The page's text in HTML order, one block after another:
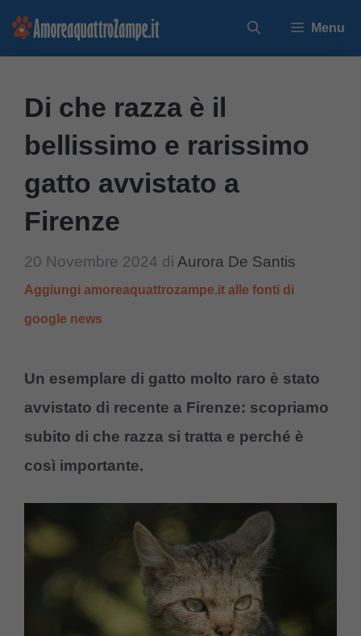
Vai
Menu
Di che razza è il
bellissimo e rarissimo
gatto avvistato a
Firenze
20 Novembre 2024 di Aurora De Santis
Aggiungi amoreaquattrozampe.it alle fonti di
google news
Un esemplare di gatto molto raro è stato
avvistato di recente a Firenze: scopriamo
subito di che razza si tratta e perché è
così importante.